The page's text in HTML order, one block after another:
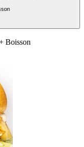
Boisson